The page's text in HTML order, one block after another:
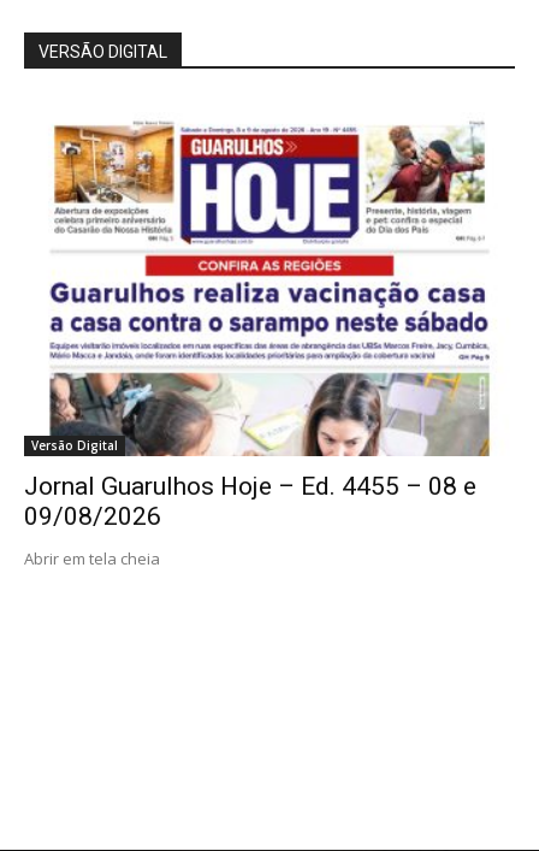
VERSÃO DIGITAL
Versão Digital
Jornal Guarulhos Hoje – Ed. 4455 – 08 e
09/08/2026
Abrir em tela cheia